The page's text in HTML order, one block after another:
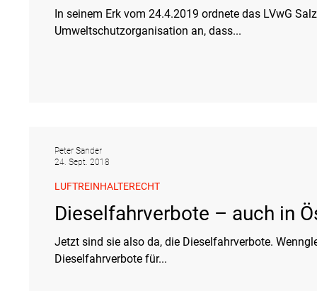
In seinem Erk vom 24.4.2019 ordnete das LVwG
Umweltschutzorganisation an, dass...
Dieselfahrverbote – auch in
Jetzt sind sie also da, die Dieselfahrverbote.
Dieselfahrverbote für...
LUFTREINHALTERECHT
Peter Sander
24. Sept. 2018